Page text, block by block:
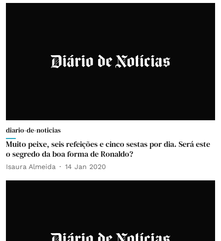
diario-de-noticias
Muito peixe, seis refeições e cinco sestas por dia. Será este
o segredo da boa forma de Ronaldo?
Isaura Almeida 14 Jan 2020